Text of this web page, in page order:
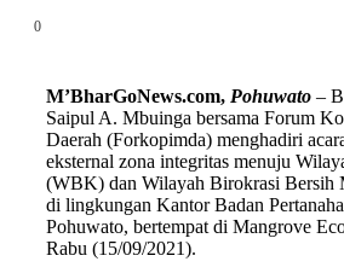
0
M’BharGoNews.com, Pohuwato –
Saipul A. Mbuinga bersama Forum
Daerah (Forkopimda) menghadiri
eksternal zona integritas menuju
(WBK) dan Wilayah Birokrasi
di lingkungan Kantor Badan
Pohuwato, bertempat di Mangrove
Rabu (15/09/2021).